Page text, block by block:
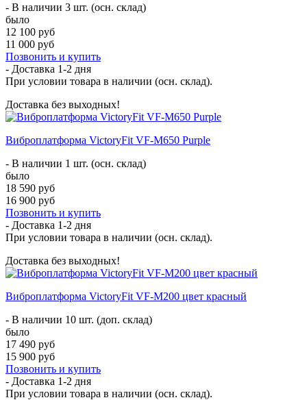
- В наличии 3 шт. (осн. склад)
было
12 100 руб
11 000 руб
Позвонить и купить
- Доставка 1-2 дня
При условии товара в наличии (осн. склад).
Доставка без выходных!
Виброплатформа VictoryFit VF-M650 Purple
- В наличии 1 шт. (осн. склад)
было
18 590 руб
16 900 руб
Позвонить и купить
- Доставка 1-2 дня
При условии товара в наличии (осн. склад).
Доставка без выходных!
Виброплатформа VictoryFit VF-M200 цвет красный
- В наличии 10 шт. (доп. склад)
было
17 490 руб
15 900 руб
Позвонить и купить
- Доставка 1-2 дня
При условии товара в наличии (осн. склад).